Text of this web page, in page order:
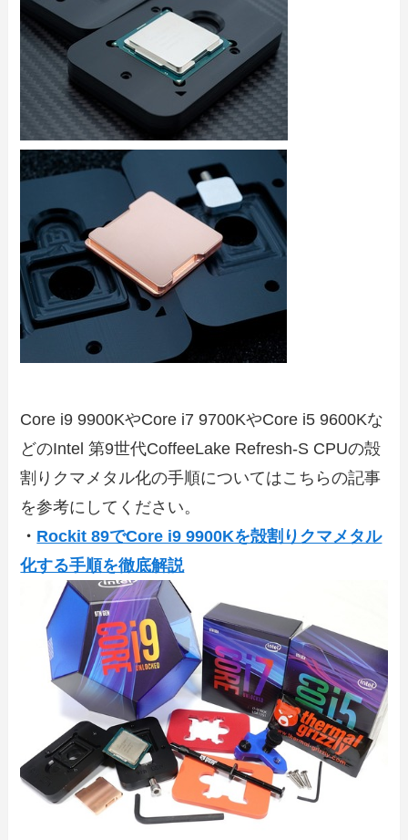
Core i9 9900KやCore i7 9700KやCore i5 9600Kな
どのIntel 第9世代CoffeeLake Refresh-S CPUの殻
割りクマメタル化の手順についてはこちらの記事
を参考にしてください。
・ Rockit 89でCore i9 9900Kを殻割りクマメタル
化する手順を徹底解説